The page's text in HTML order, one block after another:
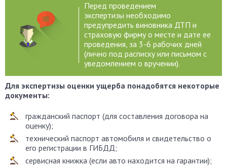
Перед проведением
экспертизы необходимо
предупредить виновника ДТП и
страховую фирму о месте и дате ее
проведения, за 3-6 рабочих дней
(лично под расписку или письмом с
уведомлением о вручении).
Для экспертизы оценки ущерба понадобятся некоторые
документы:
гражданский паспорт (для составления договора на
оценку);
технический паспорт автомобиля и свидетельство о
его регистрации в ГИБДД;
сервисная книжка (если авто находится на гарантии);